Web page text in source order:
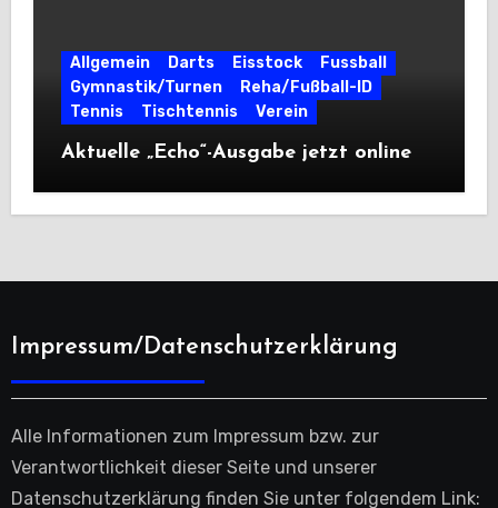
Allgemein Darts Eisstock
Fussball
Gymnastik/Turnen
Reha/Fußball-ID
Tennis
Tischtennis Verein
Aktuelle „Echo“-Ausgabe jetzt online
Impressum/Datenschutzerklärung
Alle Informationen zum Impressum bzw. zur
Verantwortlichkeit dieser Seite und unserer
Datenschutzerklärung finden Sie unter folgendem Link: